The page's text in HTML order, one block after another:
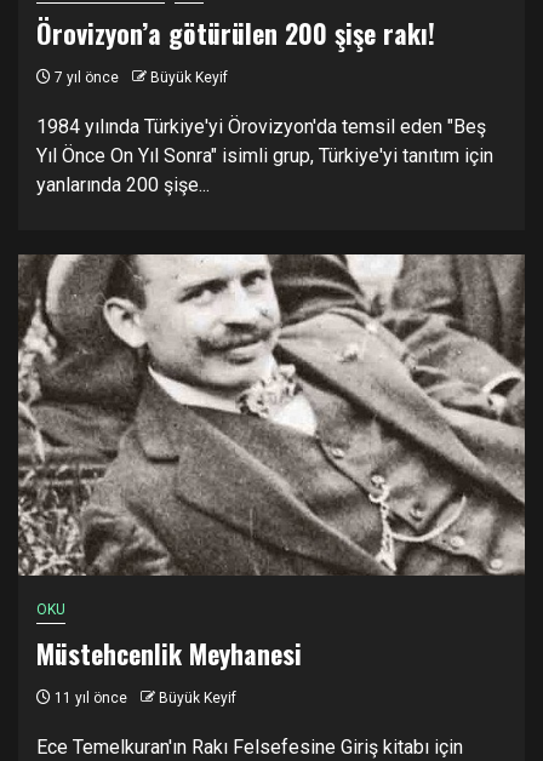
Örovizyon’a götürülen 200 şişe rakı!
7 yıl önce Büyük Keyif
1984 yılında Türkiye'yi Örovizyon'da temsil eden "Beş
Yıl Önce On Yıl Sonra" isimli grup, Türkiye'yi tanıtım için
yanlarında 200 şişe...
OKU
Müstehcenlik Meyhanesi
11 yıl önce Büyük Keyif
Ece Temelkuran'ın Rakı Felsefesine Giriş kitabı için